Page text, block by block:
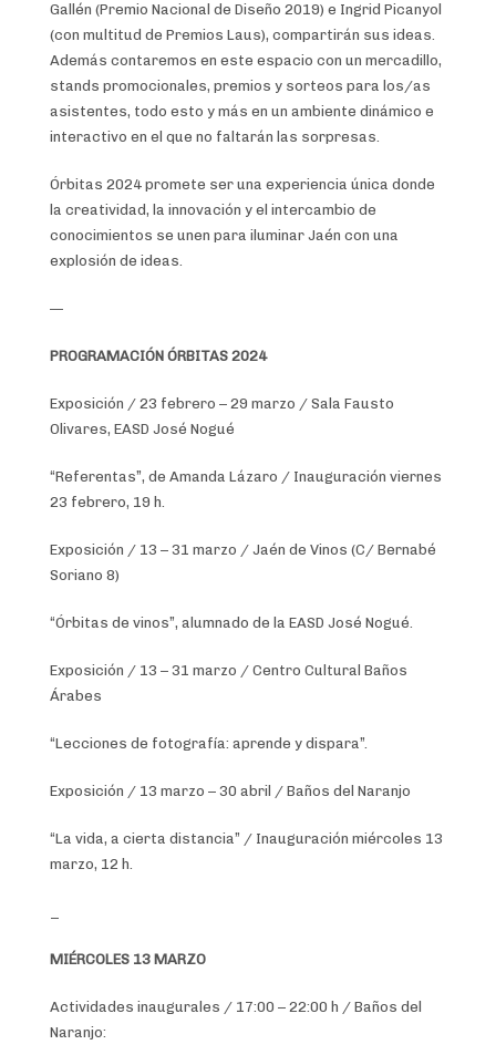
Gallén (Premio Nacional de Diseño 2019) e Ingrid Picanyol
(con multitud de Premios Laus), compartirán sus ideas.
Además contaremos en este espacio con un mercadillo,
stands promocionales, premios y sorteos para los/as
asistentes, todo esto y más en un ambiente dinámico e
interactivo en el que no faltarán las sorpresas.
Órbitas 2024 promete ser una experiencia única donde
la creatividad, la innovación y el intercambio de
conocimientos se unen para iluminar Jaén con una
explosión de ideas.
—
PROGRAMACIÓN ÓRBITAS 2024
Exposición / 23 febrero – 29 marzo / Sala Fausto
Olivares, EASD José Nogué
“Referentas”, de Amanda Lázaro / Inauguración viernes
23 febrero, 19 h.
Exposición / 13 – 31 marzo / Jaén de Vinos (C/ Bernabé
Soriano 8)
“Órbitas de vinos”, alumnado de la EASD José Nogué.
Exposición / 13 – 31 marzo / Centro Cultural Baños
Árabes
“Lecciones de fotografía: aprende y dispara”.
Exposición / 13 marzo – 30 abril / Baños del Naranjo
“La vida, a cierta distancia” / Inauguración miércoles 13
marzo, 12 h.
MIÉRCOLES 13 MARZO
Actividades inaugurales / 17:00 – 22:00 h / Baños del
Naranjo: